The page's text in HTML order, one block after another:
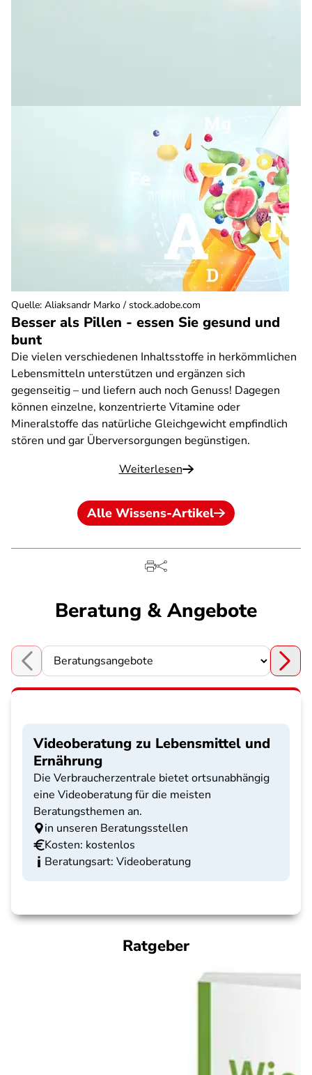
Besser als Pillen - essen Sie gesund und
bunt
Die vielen verschiedenen Inhaltsstoffe in herkömmlichen
Lebensmitteln unterstützen und ergänzen sich
gegenseitig – und liefern auch noch Genuss! Dagegen
können einzelne, konzentrierte Vitamine oder
Mineralstoffe das natürliche Gleichgewicht empfindlich
stören und gar Überversorgungen begünstigen.
Weiterlesen
Quelle: Aliaksandr Marko / stock.adobe.com
Alle Wissens-Artikel
Beratung & Angebote
Choose a section
Videoberatung zu Lebensmittel und
Ernährung
Die Verbraucherzentrale bietet ortsunabhängig
eine Videoberatung für die meisten
Beratungsthemen an.
in unseren Beratungsstellen
Kosten: kostenlos
Beratungsart: Videoberatung
Ratgeber